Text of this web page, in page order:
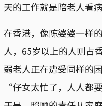
天的工作就是陪老人看病
在香港，像陈婆婆一样
人，65岁以上的人则占
弱老人正在遭受同样的
“仔女太忙了，人人都